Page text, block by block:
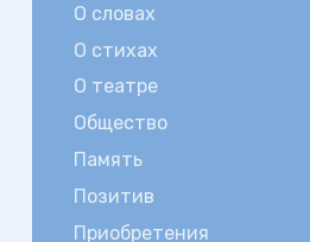
О словах
О стихах
О театре
Общество
Память
Позитив
Приобретения